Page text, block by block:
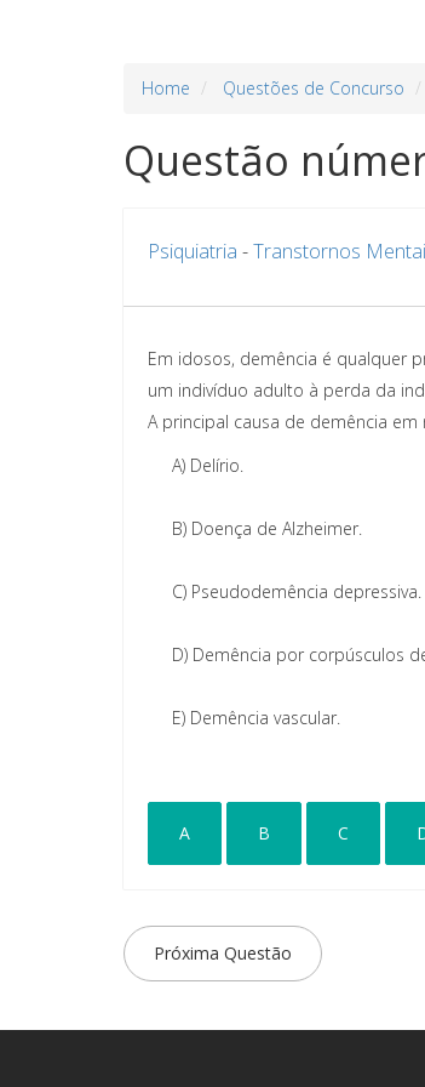
Home Questões de Concurso
Questão
Psiquiatria -Transtornos
Em idosos, demência é qualquer
um indivíduo adulto à perda da
A principal causa de demência
A) Delírio.
B) Doença de Alzheimer.
C) Pseudodemência depressiva.
D) Demência por corpúsculos
E) Demência vascular.
A B C
Próxima Questão